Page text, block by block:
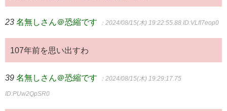
23 名無しさん＠恐縮です ：2024/08/15(木) 19:22:55.88 ID:VLfI7eop0
107年前を思い出すわ
39 名無しさん＠恐縮です ：2024/08/15(木) 19:29:17.75
ID:PUw2QpSR0